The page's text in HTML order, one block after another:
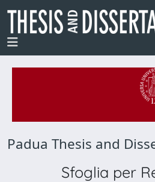
Padua Thesis and
Sfoglia per